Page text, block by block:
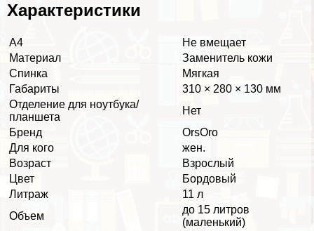
Хаpaктеристики
А4
Не вмещает
Материал
Заменитель кожи
Спинка
Мягкая
Габариты
310 × 280 × 130 мм
Отделение для ноутбука/
планшета
Нет
Бренд
OrsOro
Для кого
жен.
Возраст
Взрослый
Цвет
Бордовый
Литраж
11 л
Объем
до 15 литров
(маленький)